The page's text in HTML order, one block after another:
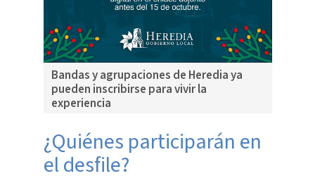
Bandas y agrupaciones de Heredia ya
pueden inscribirse para vivir la
experiencia
¿Quiénes participarán en
el desfile?